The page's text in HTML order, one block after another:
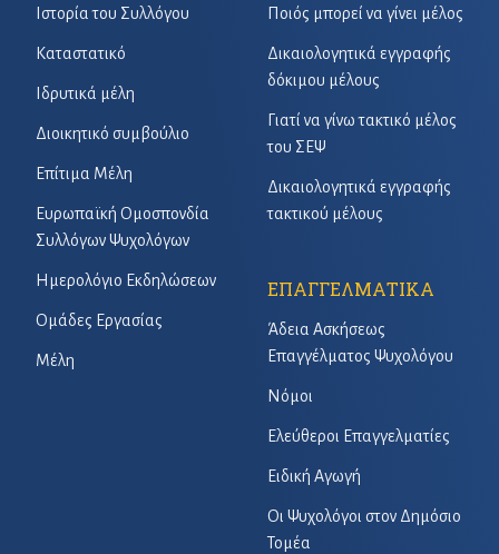
Ιστορία του Συλλόγου
Καταστατικό
Ιδρυτικά μέλη
Διοικητικό συμβούλιο
Επίτιμα Μέλη
Ευρωπαϊκή Ομοσπονδία
Συλλόγων Ψυχολόγων
Ημερολόγιο Εκδηλώσεων
Ομάδες Εργασίας
Μέλη
Ποιός μπορεί να γίνει μέλος
Δικαιολογητικά εγγραφής
δόκιμου μέλους
Γιατί να γίνω τακτικό μέλος
του ΣΕΨ
Δικαιολογητικά εγγραφής
τακτικού μέλους
ΕΠΑΓΓΕΛΜΑΤΙΚΑ
Άδεια Ασκήσεως
Επαγγέλματος Ψυχολόγου
Νόμοι
Ελεύθεροι Επαγγελματίες
Ειδική Αγωγή
Οι Ψυχολόγοι στον Δημόσιο
Τομέα